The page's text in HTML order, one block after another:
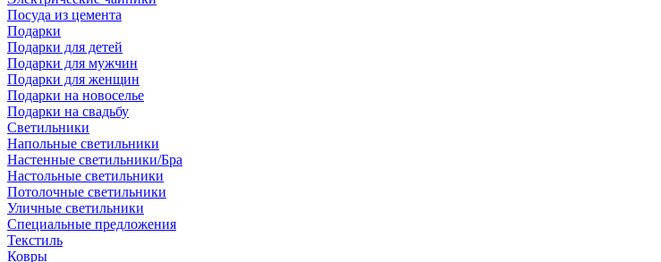
Посуда из цемента
Подарки
Подарки для детей
Подарки для мужчин
Подарки для женщин
Подарки на новоселье
Подарки на свадьбу
Светильники
Напольные светильники
Настенные светильники/Бра
Настольные светильники
Потолочные светильники
Уличные светильники
Специальные предложения
Текстиль
Ковры